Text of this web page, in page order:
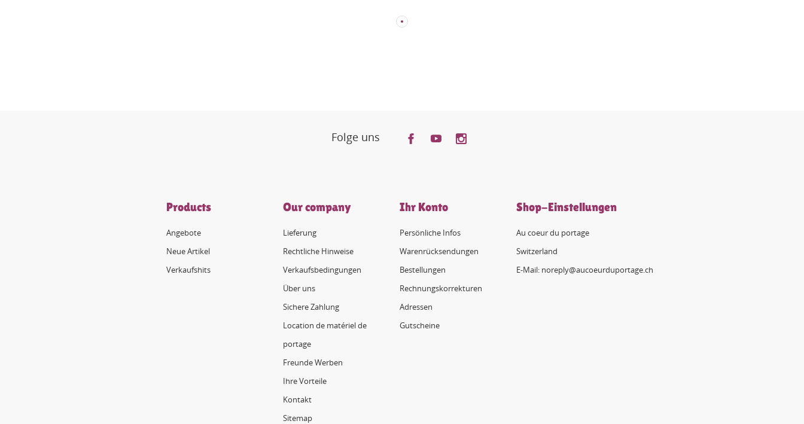
Folge uns
Products
Angebote
Neue Artikel
Verkaufshits
Our company
Lieferung
Rechtliche Hinweise
Verkaufsbedingungen
Über uns
Sichere Zahlung
Location de matériel de
portage
Freunde Werben
Ihre Vorteile
Kontakt
Sitemap
Ihr Konto
Persönliche Infos
Warenrücksendungen
Bestellungen
Rechnungskorrekturen
Adressen
Gutscheine
Shop-Einstellungen
Au coeur du portage
Switzerland
E-Mail: noreply@aucoeurduportage.ch